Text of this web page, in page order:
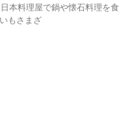
本料理屋で鍋や懐石料理を食
もさまざ